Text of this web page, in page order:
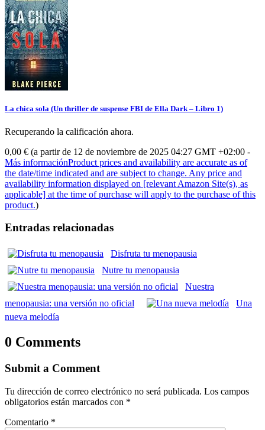
La chica sola (Un thriller de suspense FBI de Ella Dark – Libro 1)
Recuperando la calificación ahora.
0,00 € (a partir de 12 de noviembre de 2025 04:27 GMT +02:00 -
Más informaciónProduct prices and availability are accurate as of
the date/time indicated and are subject to change. Any price and
availability information displayed on [relevant Amazon Site(s), as
applicable] at the time of purchase will apply to the purchase of this
product.)
Entradas relacionadas
Disfruta tu menopausia
Nutre tu menopausia
Nuestra
menopausia: una versión no oficial
Una
nueva melodía
0 Comments
Submit a Comment
Tu dirección de correo electrónico no será publicada. Los campos
obligatorios están marcados con *
Comentario *